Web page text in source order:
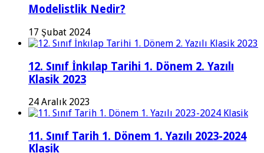
Modelistlik Nedir?
17 Şubat 2024
12. Sınıf İnkılap Tarihi 1. Dönem 2. Yazılı
Klasik 2023
24 Aralık 2023
11. Sınıf Tarih 1. Dönem 1. Yazılı 2023-2024
Klasik